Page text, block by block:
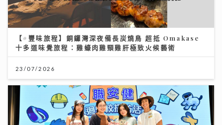
【#豐味旅程】銅鑼灣深夜備長炭燒鳥 超抵 Omakase
十多道味覺旅程：雞蠔肉雞頸雞肝極致火候藝術
23/07/2026